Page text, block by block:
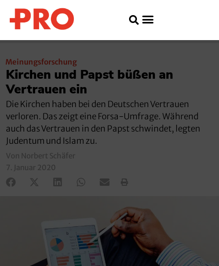
Meinungsforschung
Kirchen und Papst büßen an
Vertrauen ein
Die Kirchen haben bei den Deutschen Vertrauen
verloren. Das zeigt eine Forsa-Umfrage. Während
auch das Vertrauen in den Papst schwindet, legten
Judentum und Islam zu.
Von Norbert Schäfer
7. Januar 2020